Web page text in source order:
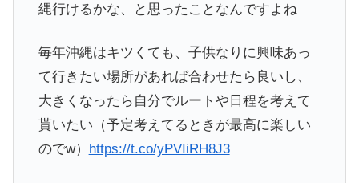
縄行けるかな、と思ったことなんですよね
毎年沖縄はキツくても、子供なりに興味あっ
て行きたい場所があれば合わせたら良いし、
大きくなったら自分でルートや日程を考えて
貰いたい（予定考えてるときが最高に楽しい
のでw） https://t.co/yPVIiRH8J3